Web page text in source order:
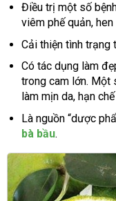
Điều trị một số
viêm phế quản, hen
Cải thiện tình trạng
Có tác dụng làm
trong cam lớn. Một
làm mịn da, hạn
Là nguồn “dược
bà bầu.